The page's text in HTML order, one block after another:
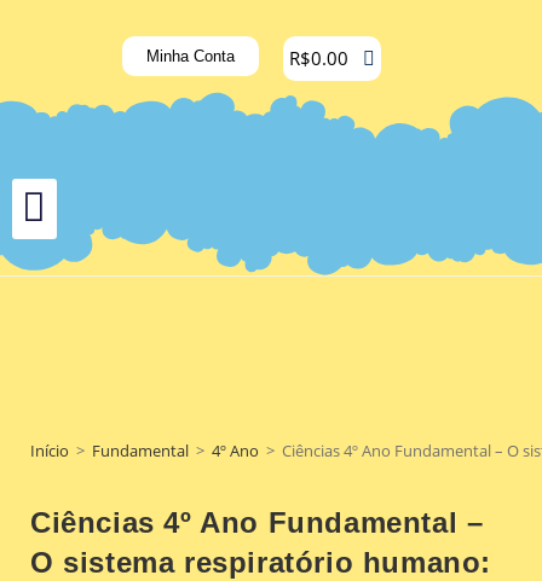
Minha Conta R$0.00
Início > Fundamental > 4º Ano > Ciências 4º Ano Fundamental – O
Ciências 4º Ano Fundamental –
O sistema respiratório humano: